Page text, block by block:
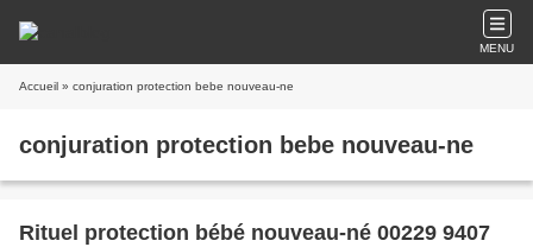
MENU
Accueil » conjuration protection bebe nouveau-ne
conjuration protection bebe nouveau-ne
Rituel protection bébé nouveau-né 00229 9407